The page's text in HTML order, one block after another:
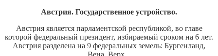
Австрия. Государственное устройство.
Австрия является парламентской республикой, во главе
которой федеральный президент, избираемый сроком на 6 лет.
Австрия разделена на 9 федеральных земель: Бургенланд,
Вена, Верх...